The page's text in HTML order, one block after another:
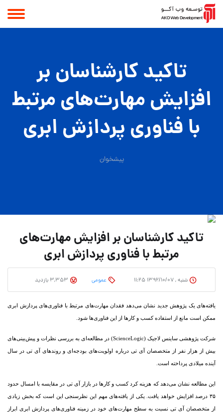
تاکید کار‌شناسان بر
افزایش مهارت‏‌های مرتبط
با فناوری پردازش ابری
پیشخوان
تاکید کار‌شناسان بر افزایش مهارت‏‌های
مرتبط با فناوری پردازش ابری
شنبه , ۱۳۹۲/۱۰/۰۷ ۱۱:۲۵ عمومی
یافته‌‏های یک پژوهش جدید نشان می‌‏دهد فقدان مهارت‏‌های مرتبط با فناوری‏‌های پردازش ابری
ممکن است مانع از استفاده کسب و کار‌ها از این فناوری‏‌ها شود.
شرکت پژوهشی ساینس لاجیک (ScienceLogic) در مطالعه‌‏ای به بررسی نظرات و پیش‏‌بینی‌‏های
بیش از هزار نفر از متخصصان آی تی درباره اولویت‏‌های بودجه‏‌ای و روندهای آی تی در سال
آینده میلادی پرداخته است.
این مطالعه نشان می‌‏دهد که هزینه کرد کسب و کار‌ها در بازار آی تی در مقایسه با امسال حدود
۳۵ درصد افزایش خواهد یافت. یکی از یافته‏‌های مهم این نظرسنجی این است که بخش زیادی
از متخصصان آی تی نسبت به سطح مهارت‏‌های خود در زمینه فناوری‏‌های پردازش ابری ابراز